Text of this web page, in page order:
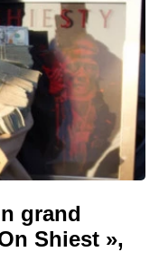
grand
Shiest »,